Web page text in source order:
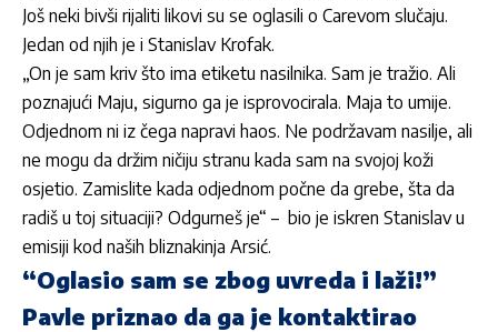
Još neki bivši rijaliti likovi su se oglasili o Carevom slučaju.
Jedan od njih je i Stanislav Krofak.
„On je sam kriv što ima etiketu nasilnika. Sam je tražio. Ali
poznajući Maju, sigurno ga je isprovocirala. Maja to umije.
Odjednom ni iz čega napravi haos. Ne podržavam nasilje, ali
ne mogu da držim ničiju stranu kada sam na svojoj koži
osjetio. Zamislite kada odjednom počne da grebe, šta da
radiš u toj situaciji? Odgurneš je“ – bio je iskren Stanislav u
emisiji kod naših bliznakinja Arsić.
“Oglasio sam se zbog uvreda i laži!”
Pavle priznao da ga je kontaktirao